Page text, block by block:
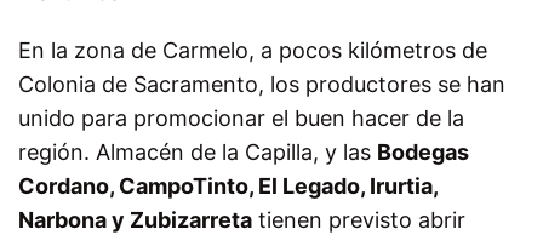
En la zona de Carmelo, a pocos kilómetros de
Colonia de Sacramento, los productores se han
unido para promocionar el buen hacer de la
región. Almacén de la Capilla, y las Bodegas
Cordano, CampoTinto, El Legado, Irurtia,
Narbona y Zubizarreta tienen previsto abrir